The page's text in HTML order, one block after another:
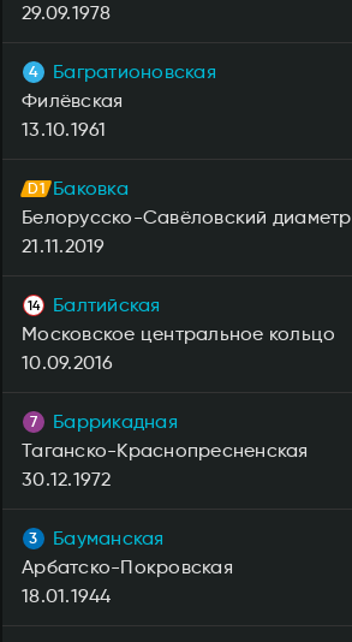
29.09.1978
Багратионовская
Филёвская
13.10.1961
Баковка
Белорусско-Савёловский диаметр
21.11.2019
Балтийская
Московское центральное кольцо
10.09.2016
Баррикадная
Таганско-Краснопресненская
30.12.1972
Бауманская
Арбатско-Покровская
18.01.1944